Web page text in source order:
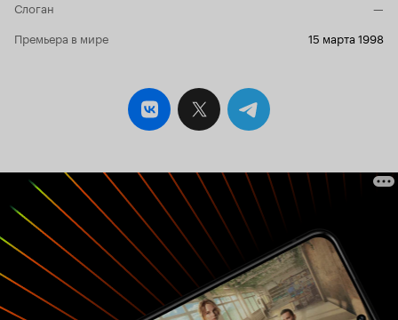
Слоган
—
Премьера в мире
15 марта 1998